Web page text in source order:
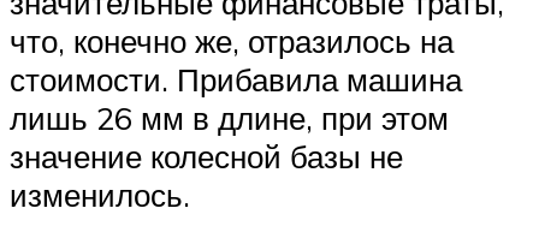
что, конечно же, отразилось на
стоимости. Прибавила машина
лишь 26 мм в длине, при этом
значение колесной базы не
изменилось.